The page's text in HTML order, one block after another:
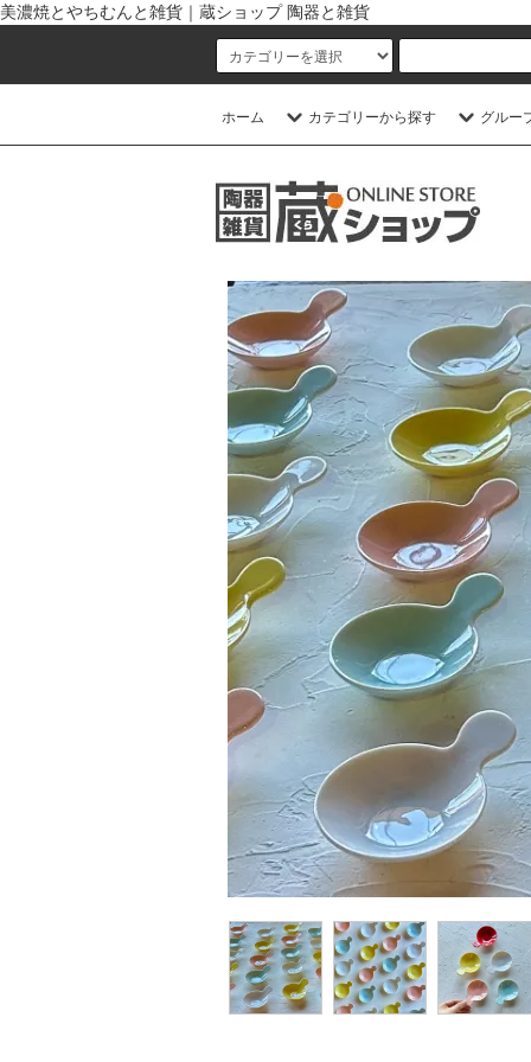
美濃焼とやちむんと雑貨｜蔵ショップ 陶器と雑貨
ホーム カテゴリーから探す グルー